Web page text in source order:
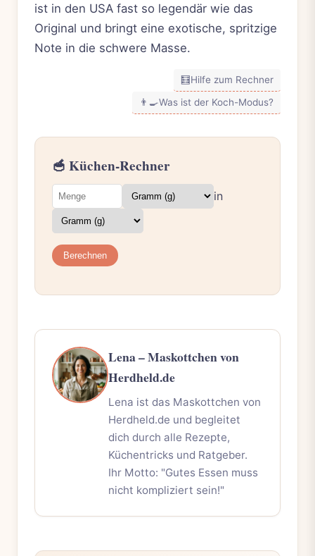
ist in den USA fast so legendär wie das
Original und bringt eine exotische, spritzige
Note in die schwere Masse.
🧮Hilfe zum Rechner
👨‍🍳Was ist der Koch-Modus?
🥣 Küchen-Rechner
in
Berechnen
Lena – Maskottchen von
Herdheld.de
Lena ist das Maskottchen von
Herdheld.de und begleitet
dich durch alle Rezepte,
Küchentricks und Ratgeber.
Ihr Motto: "Gutes Essen muss
nicht kompliziert sein!"